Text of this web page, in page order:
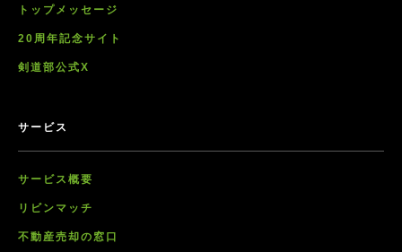
トップメッセージ
20周年記念サイト
剣道部公式X
サービス
サービス概要
リビンマッチ
不動産売却の窓口